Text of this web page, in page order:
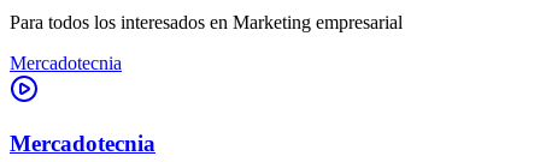
Para todos los interesados en Marketing empresarial
Mercadotecnia
Mercadotecnia